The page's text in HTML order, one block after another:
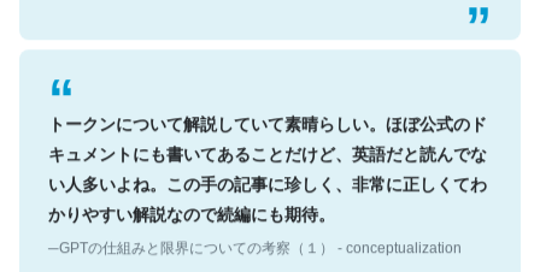
トークンについて解説していて素晴らしい。ほぼ公式のド
キュメントにも書いてあることだけど、英語だと読んでな
い人多いよね。この手の記事に珍しく、非常に正しくてわ
かりやすい解説なので続編にも期待。